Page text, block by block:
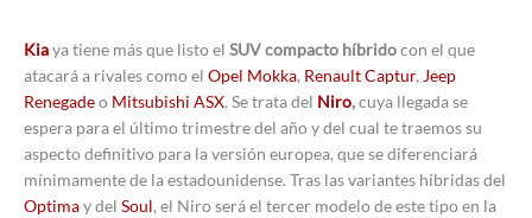
Kiaya tiene más que listo el SUV compacto híbridocon el que
atacará a rivales como el Opel Mokka, Renault Captur, Jeep
Renegadeo Mitsubishi ASX. Se trata del Niro,cuya llegada se
espera para el último trimestre del año y del cual te traemos su
aspecto definitivo para la versión europea, que se diferenciará
mínimamente de la estadounidense. Tras las variantes híbridas del
Optimay del Soul, el Niro será el tercer modelo de este tipo en la